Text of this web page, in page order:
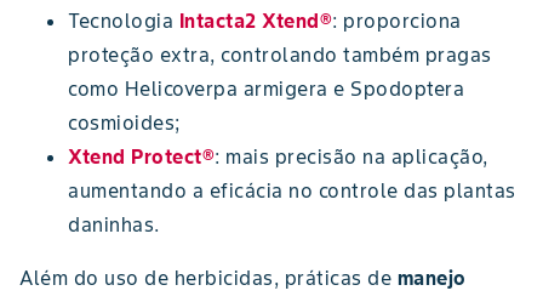
Tecnologia Intacta2 Xtend®: proporciona
proteção extra, controlando também pragas
como Helicoverpa armigera e Spodoptera
cosmioides;
Xtend Protect®: mais precisão na aplicação,
aumentando a eficácia no controle das plantas
daninhas.
Além do uso de herbicidas, práticas de manejo